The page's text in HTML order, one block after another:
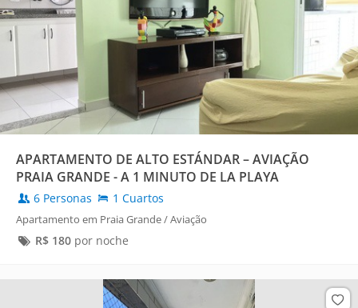
APARTAMENTO DE ALTO ESTÁNDAR – AVIAÇÃO
PRAIA GRANDE - A 1 MINUTO DE LA PLAYA
6 Personas 1 Cuartos
Apartamento em Praia Grande / Aviação
R$ 180por noche